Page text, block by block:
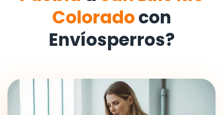
Coloradocon
Envíosperros?